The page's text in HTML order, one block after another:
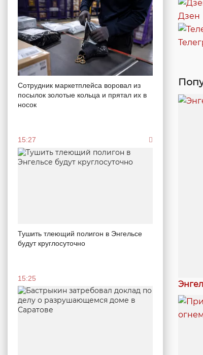
Сотрудник маркетплейса воровал из
посылок золотые кольца и прятал их в
носок
15:27
Тушить тлеющий полигон в Энгельсе
будут круглосуточно
15:25
Дзен